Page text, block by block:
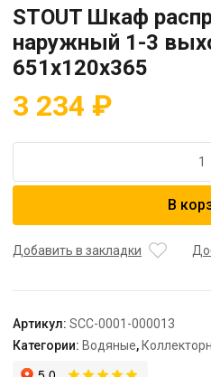
STOUT Шкаф
наружный 1-3
651х120х365
3 234 ₽
STOUT
наружный
(ШРН-0)
651х120х365
В
Добавить в закладки
Артикул: SCC-0001-000013
Категории: Водяные,